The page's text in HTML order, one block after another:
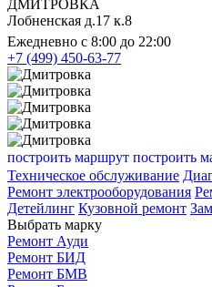
ДМИТРОВКА
Лобненская д.17 к.8
Ежедневно с 8:00 до 22:00
+7 (499) 450-63-77
построить маршрут построить
Техническое обслуживание
Ремонт электрооборудования
Детейлинг Кузовной ремонт
Выбрать марку
Ремонт Ауди
Ремонт БИД
Ремонт БМВ